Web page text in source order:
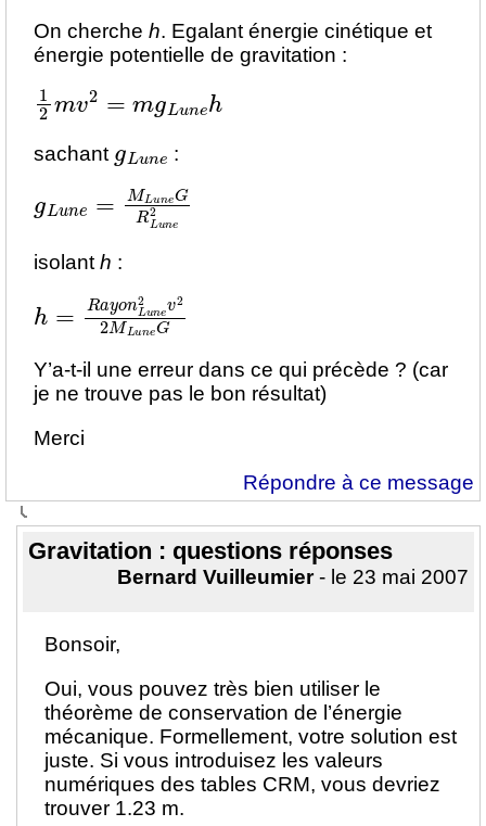
On cherche h. Egalant énergie cinétique et
énergie potentielle de gravitation :
1 v2 eh
sachant :
MLune
isolant h :
h ayonLune
Y’a-t-il une erreur dans ce qui précède ? (car
je ne trouve pas le bon résultat)
Merci
Répondre à ce message
Gravitation : questions réponses
Bernard Vuilleumier- le 23 mai 2007
Bonsoir,
Oui, vous pouvez très bien utiliser le
théorème de conservation de l’énergie
mécanique. Formellement, votre solution est
juste. Si vous introduisez les valeurs
numériques des tables CRM, vous devriez
trouver 1.23 m.